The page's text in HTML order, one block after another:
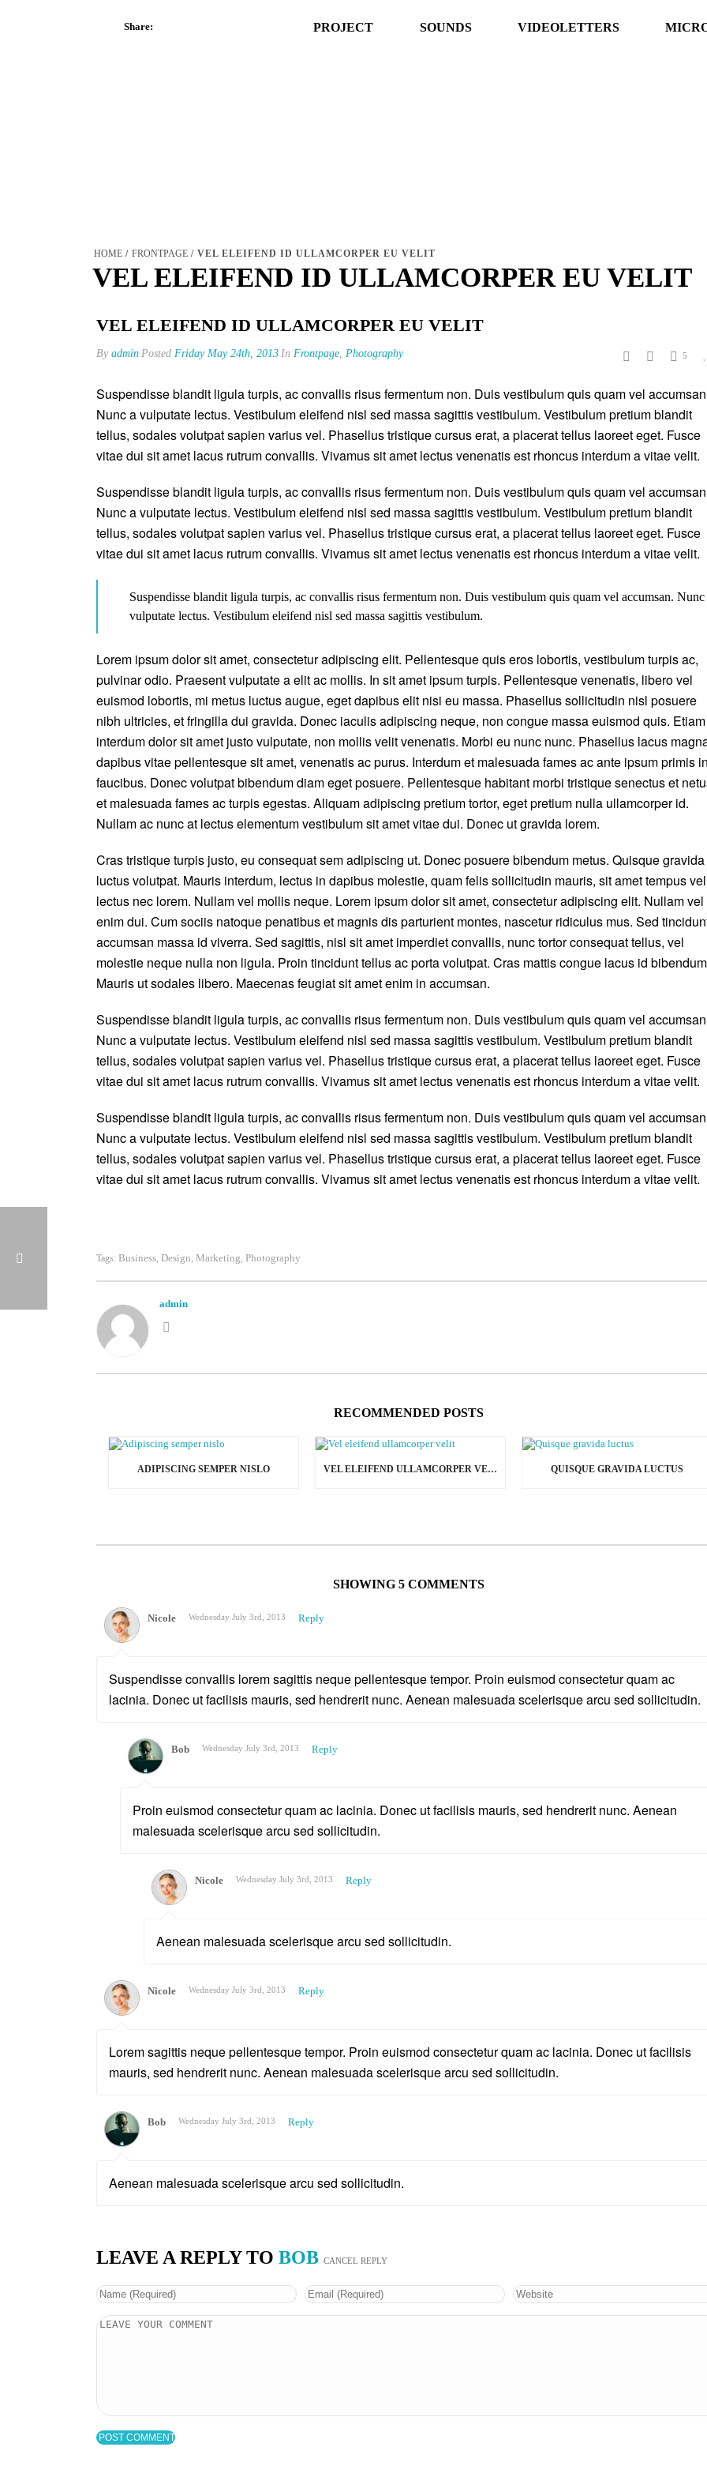
Share: PROJECT SOUNDS VIDEOLETTERS
HOME / FRONTPAGE / VEL ELEIFEND ID ULLAMCORPER EU VELIT
VEL ELEIFEND ID ULLAMCORPER EU VELIT
VEL ELEIFEND ID ULLAMCORPER EU VELIT
By admin Posted Friday May 24th, 2013 In Frontpage, Photography 5
Suspendisse blandit ligula turpis, ac convallis risus fermentum non. Duis vestibulum quis quam vel
Nunc a vulputate lectus. Vestibulum eleifend nisl sed massa sagittis vestibulum. Vestibulum pretium blandit
tellus, sodales volutpat sapien varius vel. Phasellus tristique cursus erat, a placerat tellus laoreet eget. Fusce
vitae dui sit amet lacus rutrum convallis. Vivamus sit amet lectus venenatis est rhoncus interdum a vitae velit.
Suspendisse blandit ligula turpis, ac convallis risus fermentum non. Duis vestibulum quis quam vel
Nunc a vulputate lectus. Vestibulum eleifend nisl sed massa sagittis vestibulum. Vestibulum pretium blandit
tellus, sodales volutpat sapien varius vel. Phasellus tristique cursus erat, a placerat tellus laoreet eget. Fusce
vitae dui sit amet lacus rutrum convallis. Vivamus sit amet lectus venenatis est rhoncus interdum a vitae velit.
Suspendisse blandit ligula turpis, ac convallis risus fermentum non. Duis vestibulum quis quam vel accumsan. Nunc
vulputate lectus. Vestibulum eleifend nisl sed massa sagittis vestibulum.
Lorem ipsum dolor sit amet, consectetur adipiscing elit. Pellentesque quis eros lobortis, vestibulum turpis ac,
pulvinar odio. Praesent vulputate a elit ac mollis. In sit amet ipsum turpis. Pellentesque venenatis, libero vel
euismod lobortis, mi metus luctus augue, eget dapibus elit nisi eu massa. Phasellus sollicitudin nisl posuere
nibh ultricies, et fringilla dui gravida. Donec iaculis adipiscing neque, non congue massa euismod quis. Etiam
interdum dolor sit amet justo vulputate, non mollis velit venenatis. Morbi eu nunc nunc. Phasellus lacus
dapibus vitae pellentesque sit amet, venenatis ac purus. Interdum et malesuada fames ac ante ipsum primis
faucibus. Donec volutpat bibendum diam eget posuere. Pellentesque habitant morbi tristique senectus et
et malesuada fames ac turpis egestas. Aliquam adipiscing pretium tortor, eget pretium nulla ullamcorper id.
Nullam ac nunc at lectus elementum vestibulum sit amet vitae dui. Donec ut gravida lorem.
Cras tristique turpis justo, eu consequat sem adipiscing ut. Donec posuere bibendum metus. Quisque gravida
luctus volutpat. Mauris interdum, lectus in dapibus molestie, quam felis sollicitudin mauris, sit amet tempus
lectus nec lorem. Nullam vel mollis neque. Lorem ipsum dolor sit amet, consectetur adipiscing elit. Nullam vel
enim dui. Cum sociis natoque penatibus et magnis dis parturient montes, nascetur ridiculus mus. Sed
accumsan massa id viverra. Sed sagittis, nisl sit amet imperdiet convallis, nunc tortor consequat tellus, vel
molestie neque nulla non ligula. Proin tincidunt tellus ac porta volutpat. Cras mattis congue lacus id
Mauris ut sodales libero. Maecenas feugiat sit amet enim in accumsan.
Suspendisse blandit ligula turpis, ac convallis risus fermentum non. Duis vestibulum quis quam vel
Nunc a vulputate lectus. Vestibulum eleifend nisl sed massa sagittis vestibulum. Vestibulum pretium blandit
tellus, sodales volutpat sapien varius vel. Phasellus tristique cursus erat, a placerat tellus laoreet eget. Fusce
vitae dui sit amet lacus rutrum convallis. Vivamus sit amet lectus venenatis est rhoncus interdum a vitae velit.
Suspendisse blandit ligula turpis, ac convallis risus fermentum non. Duis vestibulum quis quam vel
Nunc a vulputate lectus. Vestibulum eleifend nisl sed massa sagittis vestibulum. Vestibulum pretium blandit
tellus, sodales volutpat sapien varius vel. Phasellus tristique cursus erat, a placerat tellus laoreet eget. Fusce
vitae dui sit amet lacus rutrum convallis. Vivamus sit amet lectus venenatis est rhoncus interdum a vitae velit.
Tags: Business, Design, Marketing, Photography
admin
RECOMMENDED POSTS
ADIPISCING SEMPER NISLO VEL ELEIFEND ULLAMCORPER VELIT QUISQUE GRAVIDA LUCTUS
SHOWING 5 COMMENTS
Nicole Wednesday July 3rd, 2013 Reply
Suspendisse convallis lorem sagittis neque pellentesque tempor. Proin euismod consectetur quam ac
lacinia. Donec ut facilisis mauris, sed hendrerit nunc. Aenean malesuada scelerisque arcu sed sollicitudin.
Bob Wednesday July 3rd, 2013 Reply
Proin euismod consectetur quam ac lacinia. Donec ut facilisis mauris, sed hendrerit nunc. Aenean
malesuada scelerisque arcu sed sollicitudin.
Nicole Wednesday July 3rd, 2013 Reply
Aenean malesuada scelerisque arcu sed sollicitudin.
Nicole Wednesday July 3rd, 2013 Reply
Lorem sagittis neque pellentesque tempor. Proin euismod consectetur quam ac lacinia. Donec ut facilisis
mauris, sed hendrerit nunc. Aenean malesuada scelerisque arcu sed sollicitudin.
Bob Wednesday July 3rd, 2013 Reply
Aenean malesuada scelerisque arcu sed sollicitudin.
LEAVE A REPLY TO BOB CANCEL REPLY